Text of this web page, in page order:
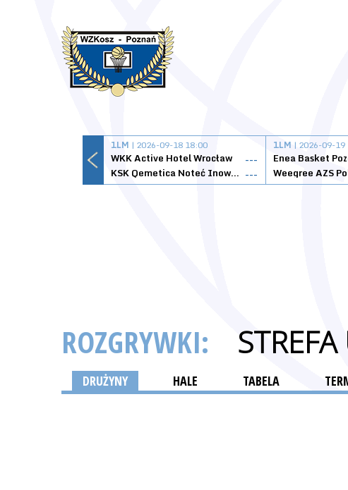
1LM | 2026-09-18 18:00
WKK Active Hotel Wrocław
---
KSK Qemetica Noteć Inowrocław ---
1LM | 2026-09-19
Enea Basket
ROZGRYWKI:
DRUŻYNY HALE TABELA